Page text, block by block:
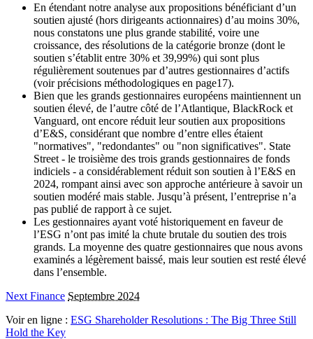
En étendant notre analyse aux propositions bénéficiant d’un
soutien ajusté (hors dirigeants actionnaires) d’au moins 30%,
nous constatons une plus grande stabilité, voire une
croissance, des résolutions de la catégorie bronze (dont le
soutien s’établit entre 30% et 39,99%) qui sont plus
régulièrement soutenues par d’autres gestionnaires d’actifs
(voir précisions méthodologiques en page17).
Bien que les grands gestionnaires européens maintiennent un
soutien élevé, de l’autre côté de l’Atlantique, BlackRock et
Vanguard, ont encore réduit leur soutien aux propositions
d’E&S, considérant que nombre d’entre elles étaient
"normatives", "redondantes" ou "non significatives". State
Street - le troisième des trois grands gestionnaires de fonds
indiciels - a considérablement réduit son soutien à l’E&S en
2024, rompant ainsi avec son approche antérieure à savoir un
soutien modéré mais stable. Jusqu’à présent, l’entreprise n’a
pas publié de rapport à ce sujet.
Les gestionnaires ayant voté historiquement en faveur de
l’ESG n’ont pas imité la chute brutale du soutien des trois
grands. La moyenne des quatre gestionnaires que nous avons
examinés a légèrement baissé, mais leur soutien est resté élevé
dans l’ensemble.
Next Finance Septembre 2024
Voir en ligne : ESG Shareholder Resolutions : The Big Three Still
Hold the Key